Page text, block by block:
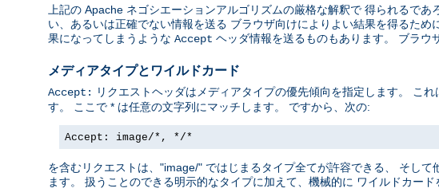
上記の Apache ネゴシエーションアルゴリズムの厳格な解釈で 得られるで
い、あるいは正確でない情報を送る ブラウザ向けによりよい結果を得るた
果になってしまうような Accept ヘッダ情報を送るものもあります。 ブラウ
メディアタイプとワイルドカード
Accept:
リクエストヘッダはメディアタイプの優先傾向を指定します。 こ
す。 ここで * は任意の文字列にマッチします。 ですから、次の:
Accept: image/*, */*
を含むリクエストは、"image/" ではじまるタイプ全てが許容できる、 そし
ます。 扱うことのできる明示的なタイプに加えて、機械的に ワイルドカー